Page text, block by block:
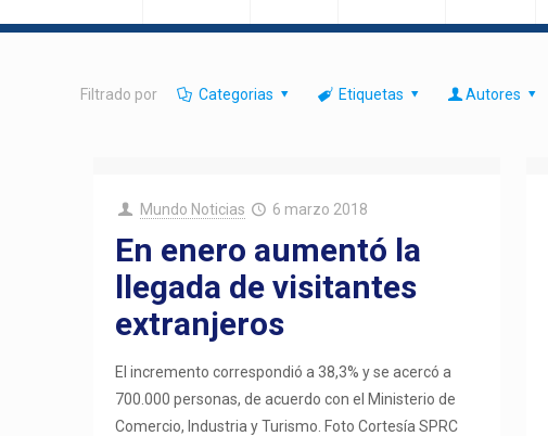
Filtrado por Categorias Etiquetas Autores
Mundo Noticias 6 marzo 2018
En enero aumentó la
llegada de visitantes
extranjeros
El incremento correspondió a 38,3% y se acercó a
700.000 personas, de acuerdo con el Ministerio de
Comercio, Industria y Turismo. Foto Cortesía SPRC